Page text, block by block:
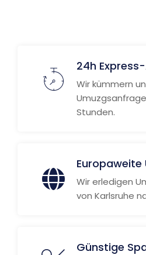
24h
Wir kümmern
Stunden.
Europaweite
Wir erledigen
von Karlsruhe
Günstige